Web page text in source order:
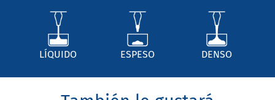
LÍQUIDO ESPESO DENSO